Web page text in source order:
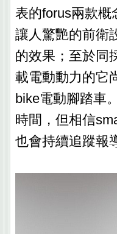
表的forus兩款概
讓人驚艷的前衛
的效果；至於同
載電動動力的它
bike電動腳踏車
時間，但相信
也會持續追蹤報